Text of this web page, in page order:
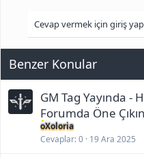
Cevap vermek için giriş
Benzer Konular
GM Tag Yayında -
Forumda Öne Çıkın
oXoloria
Cevaplar 0 19 Ara 2025